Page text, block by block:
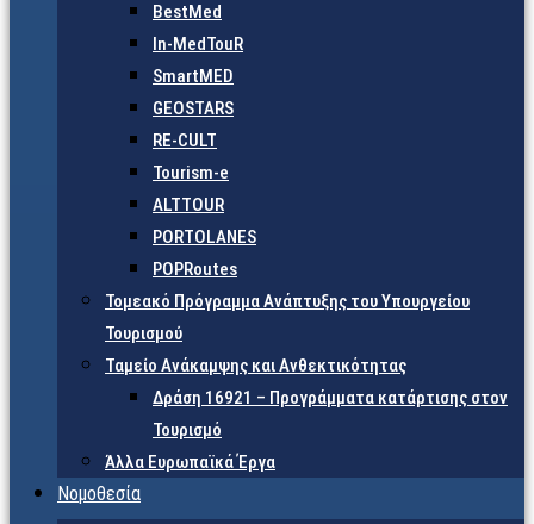
BestMed
In-MedTouR
SmartMED
GEOSTARS
RE-CULT
Tourism-e
ALTTOUR
PORTOLANES
POPRoutes
Τομεακό Πρόγραμμα Ανάπτυξης του Υπουργείου
Τουρισμού
Ταμείο Ανάκαμψης και Ανθεκτικότητας
Δράση 16921 – Προγράμματα κατάρτισης στον
Τουρισμό
Άλλα Ευρωπαϊκά Έργα
Νομοθεσία